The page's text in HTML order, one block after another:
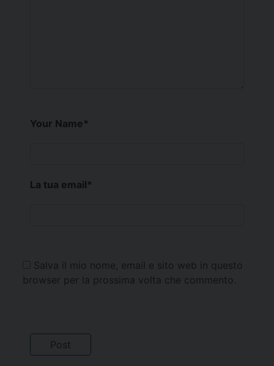
Your Name*
La tua email*
Salva il mio nome, email e sito web in questo
browser per la prossima volta che commento.